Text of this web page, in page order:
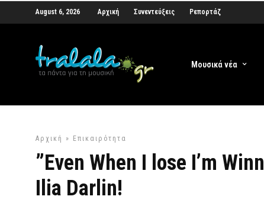
August 6, 2026 Αρχική Συνεντεύξεις Ρεπορτάζ
Μουσικά νέα
Αρχική » Επικαιρότητα
”Even When I lose I’m
Ilia Darlin!